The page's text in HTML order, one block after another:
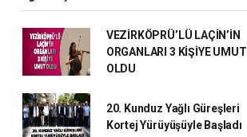
VEZİRKÖPRÜ’LÜ LAÇİN’İN
ORGANLARI 3 KİŞİYE UMUT
OLDU
20. Kunduz Yağlı Güreşleri
Kortej Yürüyüşüyle Başladı